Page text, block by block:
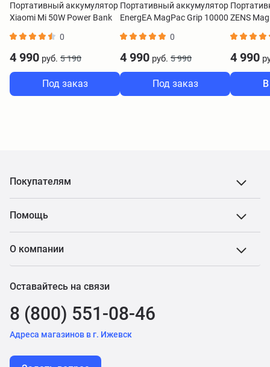
Портативный аккумулятор
Xiaomi Mi 50W Power Bank
BHR5121GL 0
4 990 руб. 5 190
Под заказ
Портативный аккумулятор
EnergEA MagPac Grip 10000
0
4 990 руб. 5 990
Под заказ
ZENS
черный
4 990
Покупателям
Помощь
О компании
Оставайтесь на связи
8 (800) 551-08-46
Адреса магазинов в г. Ижевск